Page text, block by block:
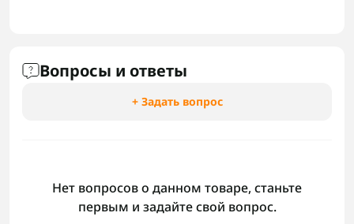
Вопросы и ответы
+ Задать вопрос
Нет вопросов о данном товаре, станьте
первым и задайте свой вопрос.